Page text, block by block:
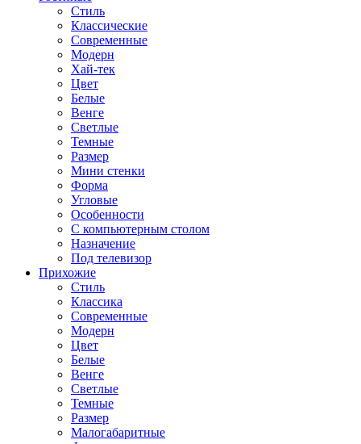
Стиль
Классические
Современные
Модерн
Хай-тек
Цвет
Белые
Венге
Светлые
Темные
Размер
Мини стенки
Форма
Угловые
Особенности
С компьютерным столом
Назначение
Под телевизор
Прихожие
Стиль
Классика
Современные
Модерн
Цвет
Белые
Венге
Светлые
Темные
Размер
Малогабаритные